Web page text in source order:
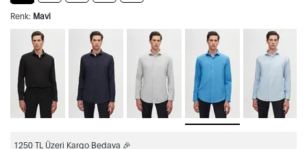
Renk: Mavi
1250 TL Üzeri Kargo Bedava 🎉